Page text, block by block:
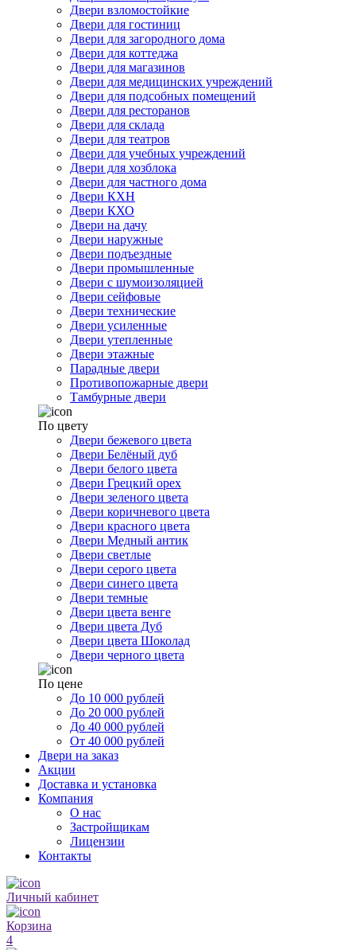
Двери взломостойкие
Двери для гостиниц
Двери для загородного дома
Двери для коттеджа
Двери для магазинов
Двери для медицинских учреждений
Двери для подсобных помещений
Двери для ресторанов
Двери для склада
Двери для театров
Двери для учебных учреждений
Двери для хозблока
Двери для частного дома
Двери КХН
Двери КХО
Двери на дачу
Двери наружные
Двери подъездные
Двери промышленные
Двери с шумоизоляцией
Двери сейфовые
Двери технические
Двери усиленные
Двери утепленные
Двери этажные
Парадные двери
Противопожарные двери
Тамбурные двери
По цвету
Двери бежевого цвета
Двери Белёный дуб
Двери белого цвета
Двери Грецкий орех
Двери зеленого цвета
Двери коричневого цвета
Двери красного цвета
Двери Медный антик
Двери светлые
Двери серого цвета
Двери синего цвета
Двери темные
Двери цвета венге
Двери цвета Дуб
Двери цвета Шоколад
Двери черного цвета
По цене
До 10 000 рублей
До 20 000 рублей
До 40 000 рублей
От 40 000 рублей
Двери на заказ
Акции
Доставка и установка
Компания
О нас
Застройщикам
Лицензии
Контакты
Личный кабинет
Корзина
4